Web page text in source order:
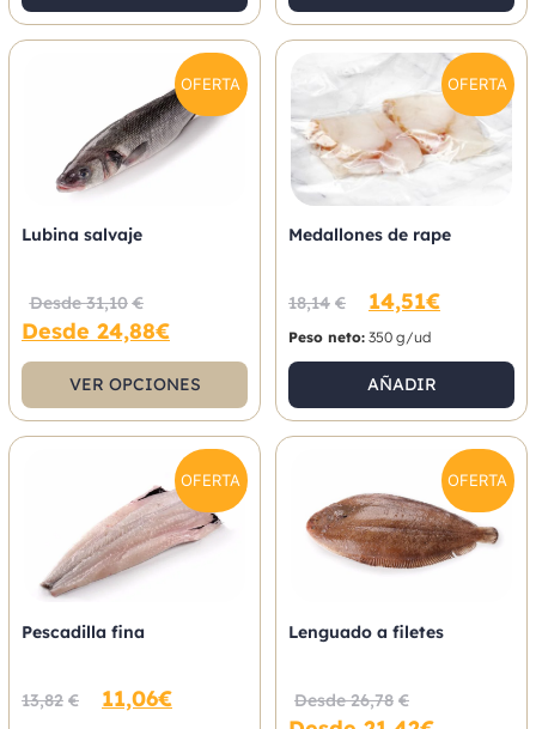
OFERTA
Lubina salvaje
Desde 31,10 €
Desde 24,88€
VER OPCIONES
OFERTA
Medallones de rape
18,14 € 14,51€
Peso neto: 350 g/ud
AÑADIR
OFERTA
Pescadilla fina
13,82 € 11,06€
OFERTA
Lenguado a filetes
Desde 26,78 €